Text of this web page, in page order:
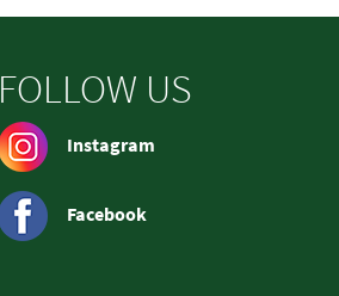
FOLLOW US
Instagram
Facebook